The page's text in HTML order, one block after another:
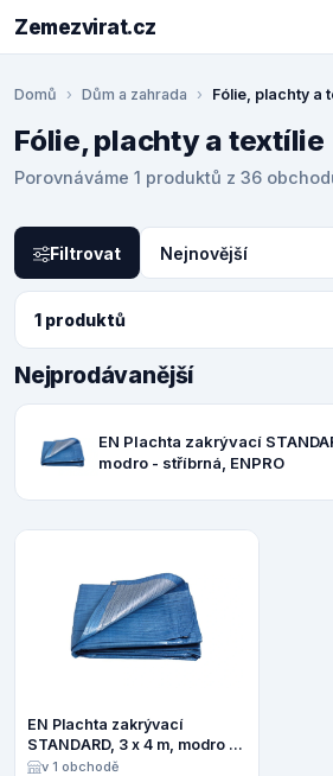
Zemezvirat.cz
Domů Dům a zahrada Fólie, plachty a
Fólie, plachty a textílie
Porovnáváme 1 produktů z 36
Filtrovat
1 produktů
Nejprodávanější
EN Plachta zakrývací
modro - stříbrná, ENPRO
EN Plachta zakrývací
STANDARD, 3 x 4 m, modro -
stříbrná, ENPRO
v 1 obchodě